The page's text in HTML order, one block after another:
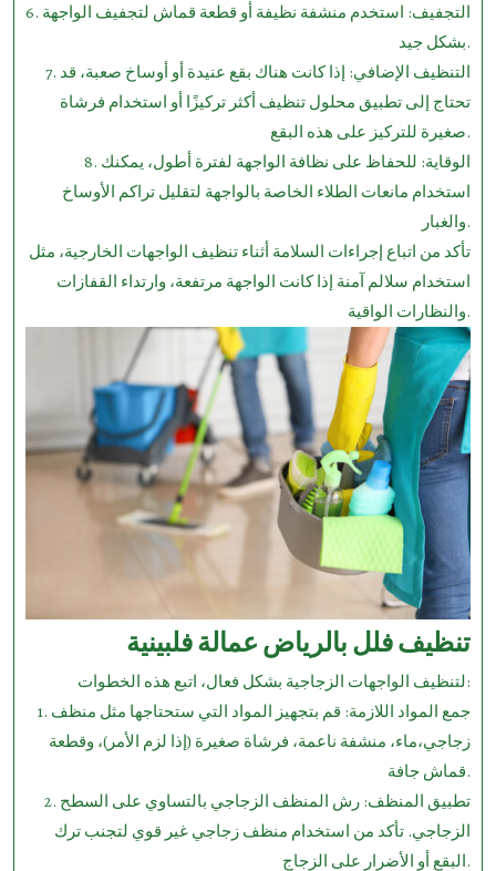
6. التجفيف: استخدم منشفة نظيفة أو قطعة قماش لتجفيف الواجهة
بشكل جيد.
7. التنظيف الإضافي: إذا كانت هناك بقع عنيدة أو أوساخ صعبة، قد
تحتاج إلى تطبيق محلول تنظيف أكثر تركيزًا أو استخدام فرشاة
صغيرة للتركيز على هذه البقع.
8. الوقاية: للحفاظ على نظافة الواجهة لفترة أطول، يمكنك
استخدام مانعات الطلاء الخاصة بالواجهة لتقليل تراكم الأوساخ
والغبار.
تأكد من اتباع إجراءات السلامة أثناء تنظيف الواجهات الخارجية، مثل
استخدام سلالم آمنة إذا كانت الواجهة مرتفعة، وارتداء القفازات
والنظارات الواقية.
تنظيف فلل بالرياض عمالة فلبينية
لتنظيف الواجهات الزجاجية بشكل فعال، اتبع هذه الخطوات:
1. جمع المواد اللازمة: قم بتجهيز المواد التي ستحتاجها مثل منظف
زجاجي،ماء، منشفة ناعمة، فرشاة صغيرة (إذا لزم الأمر)، وقطعة
قماش جافة.
2. تطبيق المنظف: رش المنظف الزجاجي بالتساوي على السطح
الزجاجي. تأكد من استخدام منظف زجاجي غير قوي لتجنب ترك
البقع أو الأضرار على الزجاج.